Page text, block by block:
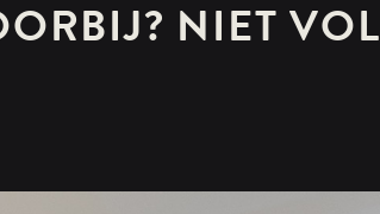
NIET